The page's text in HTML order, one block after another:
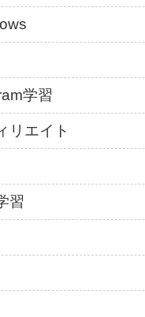
学習
リエイト
習